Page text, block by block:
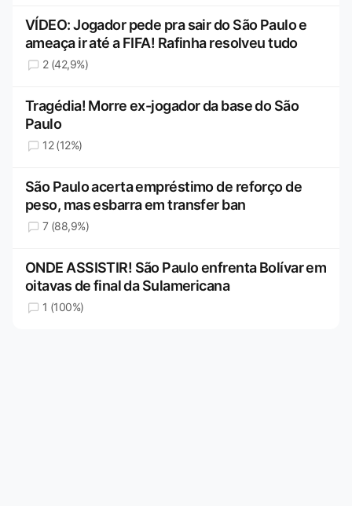
VÍDEO: Jogador pede pra sair do São Paulo e
ameaça ir até a FIFA! Rafinha resolveu tudo
2 (42,9%)
Tragédia! Morre ex-jogador da base do São
Paulo
12 (12%)
São Paulo acerta empréstimo de reforço de
peso, mas esbarra em transfer ban
7 (88,9%)
ONDE ASSISTIR! São Paulo enfrenta Bolívar em
oitavas de final da Sulamericana
1 (100%)